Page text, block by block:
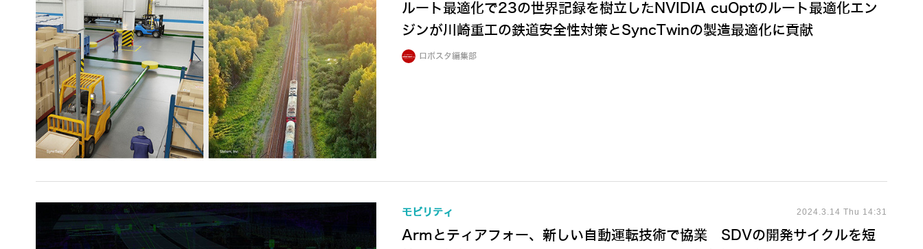
ルート最適化で23の世界記録を樹立したNVIDIA cuOptのルート最適化エン
ジンが川崎重工の鉄道安全性対策とSyncTwinの製造最適化に貢献
ロボスタ編集部
モビリティ 2024.3.14 Thu 14:31
Armとティアフォー、新しい自動運転技術で協業 SDVの開発サイクルを短